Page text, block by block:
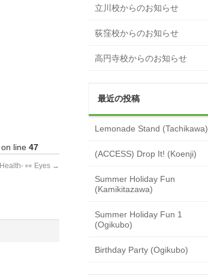
on line 47
Health- 👀 Eyes →
立川校からのお知らせ
荻窪校からのお知らせ
高円寺校からのお知らせ
最近の投稿
Lemonade Stand (Tachikawa)
(ACCESS) Drop It! (Koenji)
Summer Holiday Fun
(Kamikitazawa)
Summer Holiday Fun 1
(Ogikubo)
Birthday Party (Ogikubo)